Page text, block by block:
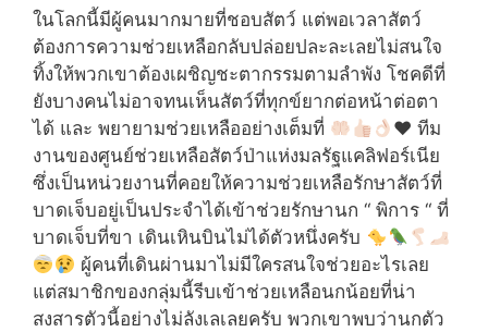
ในโลกนี้มีผู้คนมากมายที่ชอบสัตว์ แต่พอเวลาสัตว์
ต้องการความช่วยเหลือกลับปล่อยปละละเลยไม่สนใจ
ทิ้งให้พวกเขาต้องเผชิญชะตากรรมตามลำพัง โชคดีที่
ยังบางคนไม่อาจทนเห็นสัตว์ที่ทุกข์ยากต่อหน้าต่อตา
ได้ และ พยายามช่วยเหลืออย่างเต็มที่
♥️ ทีม
งานของศูนย์ช่วยเหลือสัตว์ป่าแห่งมลรัฐแคลิฟอร์เนีย
ซึ่งเป็นหน่วยงานที่คอยให้ความช่วยเหลือรักษาสัตว์ที่
บาดเจ็บอยู่เป็นประจำได้เข้าช่วยรักษานก “ พิการ “ ที่
บาดเจ็บที่ขา เดินเหินบินไม่ได้ตัวหนึ่งครับ
ผู้คนที่เดินผ่านมาไม่มีใครสนใจช่วยอะไรเลย
แต่สมาชิกของกลุ่มนี้รีบเข้าช่วยเหลือนกน้อยที่น่า
สงสารตัวนี้อย่างไม่ลังเลเลยครับ พวกเขาพบว่านกตัว